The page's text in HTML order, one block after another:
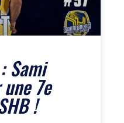
Sami
7e
!